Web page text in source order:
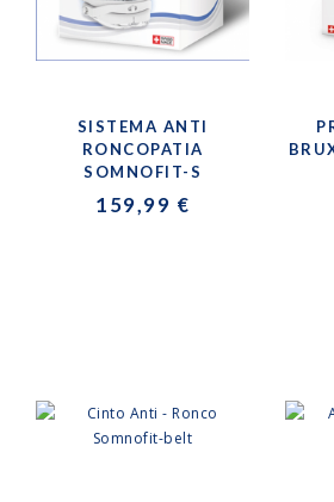
SISTEMA ANTI
RONCOPATIA
SOMNOFIT-S
159,99 €